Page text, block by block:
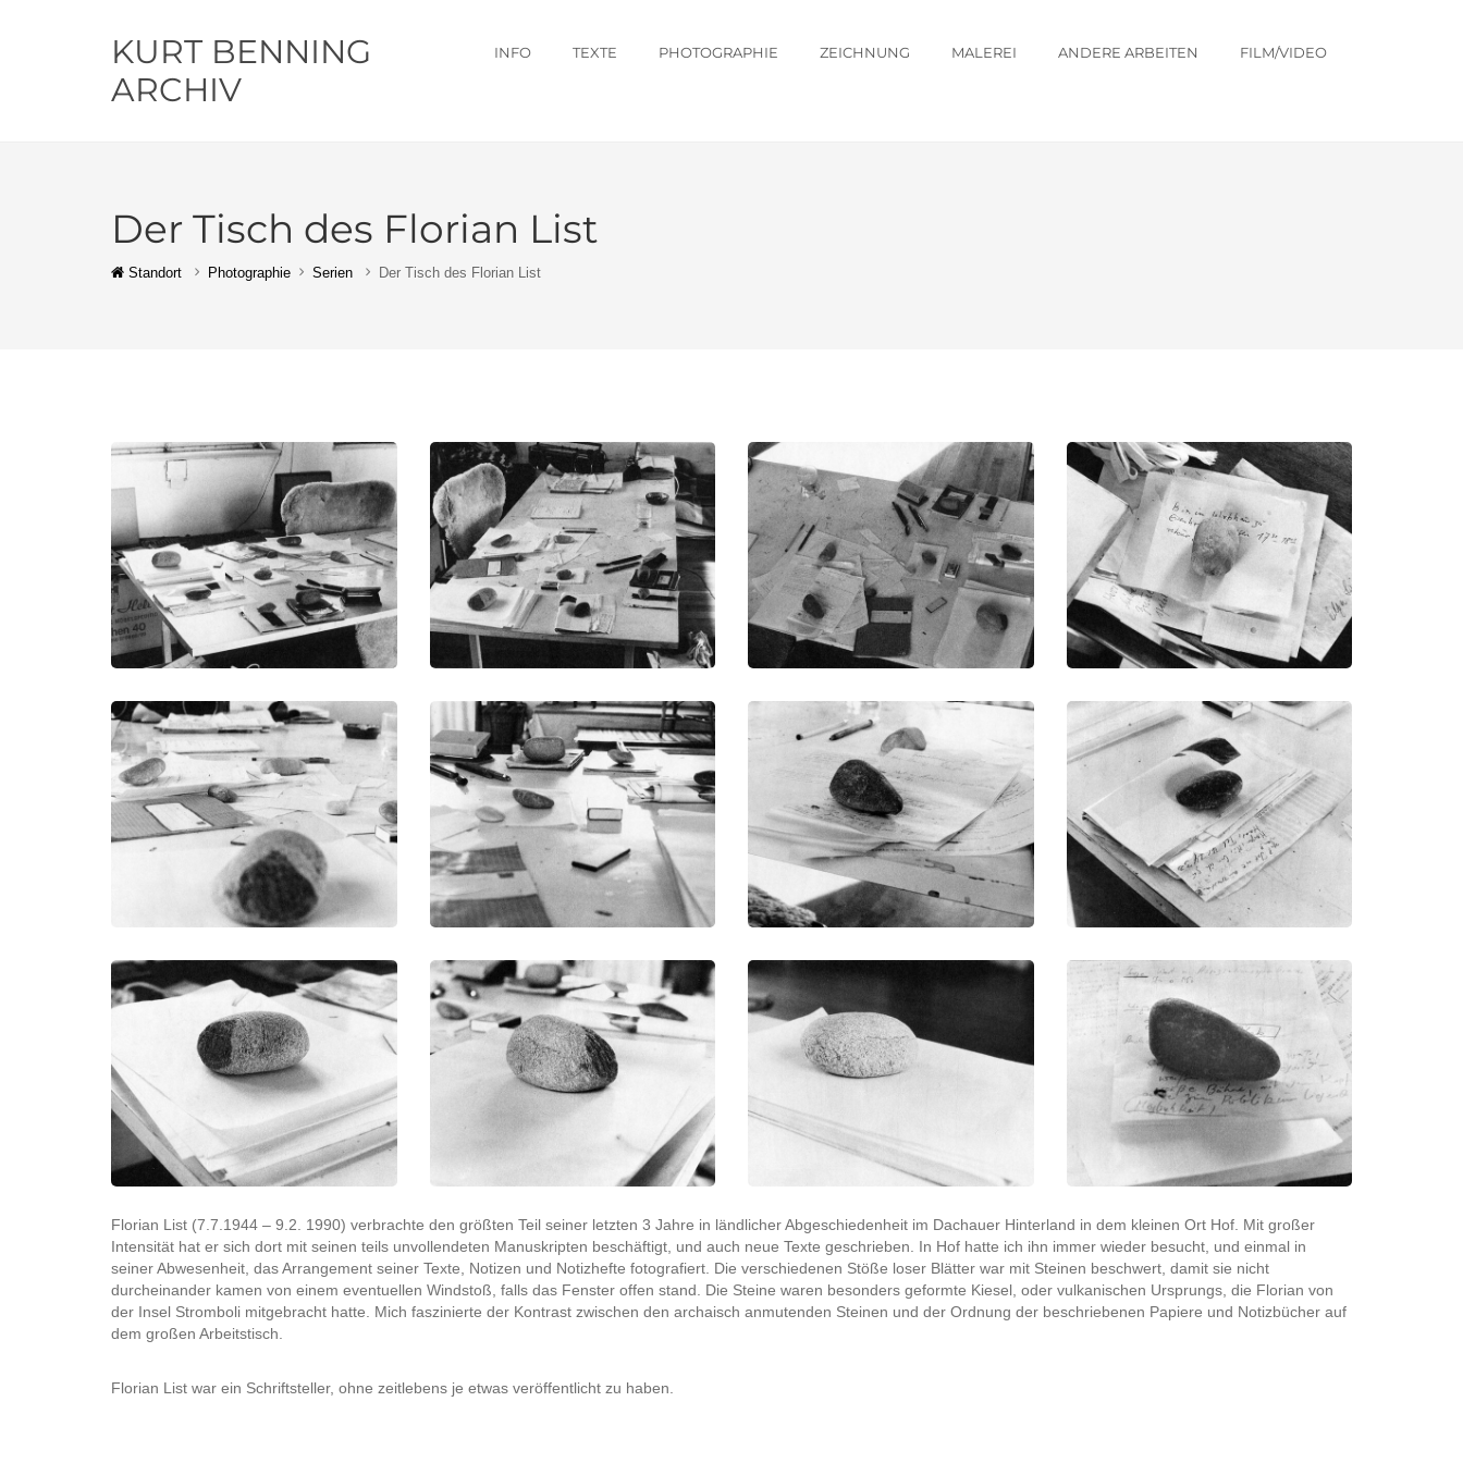
KURT BENNING
ARCHIV
INFO TEXTE PHOTOGRAPHIE ZEICHNUNG MALEREI ANDERE ARBEITEN FILM/VIDEO
Der Tisch des Florian List
Standort Photographie Serien Der Tisch des Florian List
Florian List (7.7.1944 – 9.2. 1990) verbrachte den größten Teil seiner letzten 3 Jahre in ländlicher Abgeschiedenheit im Dachauer Hinterland in dem kleinen Ort Hof. Mit großer
Intensität hat er sich dort mit seinen teils unvollendeten Manuskripten beschäftigt, und auch neue Texte geschrieben. In Hof hatte ich ihn immer wieder besucht, und einmal in
seiner Abwesenheit, das Arrangement seiner Texte, Notizen und Notizhefte fotografiert. Die verschiedenen Stöße loser Blätter war mit Steinen beschwert, damit sie nicht
durcheinander kamen von einem eventuellen Windstoß, falls das Fenster offen stand. Die Steine waren besonders geformte Kiesel, oder vulkanischen Ursprungs, die Florian von
der Insel Stromboli mitgebracht hatte. Mich faszinierte der Kontrast zwischen den archaisch anmutenden Steinen und der Ordnung der beschriebenen Papiere und Notizbücher auf
dem großen Arbeitstisch.
Florian List war ein Schriftsteller, ohne zeitlebens je etwas veröffentlicht zu haben.